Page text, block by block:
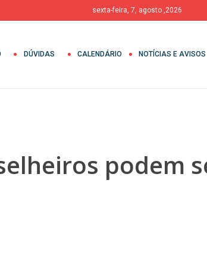
sexta-feira, 7, agosto ,2026
DÚVIDAS CALENDÁRIO NOTÍCIAS E AVISOS
podem